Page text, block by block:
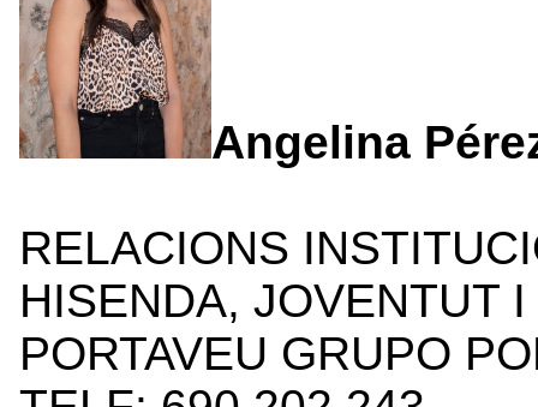
Angelina
RELACIONS
HISENDA, JOVENTUT
PORTAVEU GRUPO